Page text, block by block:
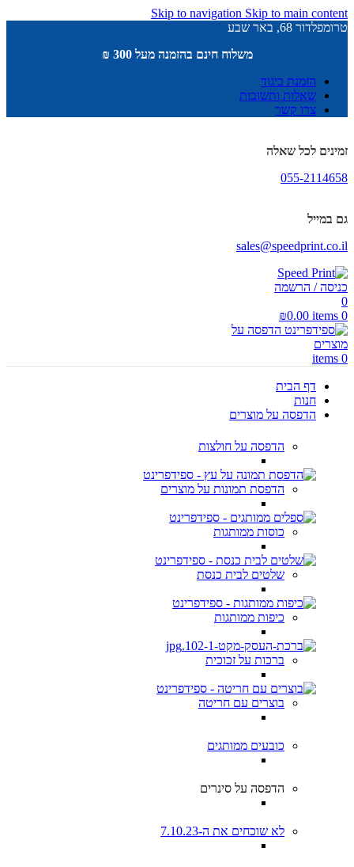
Skip to navigation Skip to main content
טרומפלדור 68, באר שבע
משלוח חינם בהזמנה מעל 300 ₪
הזמנת ביגוד
שאלות ותשובות
צרו קשר
זמינים לכל שאלה
055-2114658
גם במייל
sales@speedprint.co.il
כניסה / הרשמה
0
0
items
₪0.00
0
items
דף הבית
חנות
הדפסה על מוצרים
הדפסה על חולצות
הדפסת תמונות על מוצרים
כוסות ממותגות
שלטים לבית כנסת
כיפות ממותגות
ברכות על זכוכית
בוצרים עם חריטה
כובעים ממותגים
הדפסה על סינרים
לא שוכחים את ה-7.10.23